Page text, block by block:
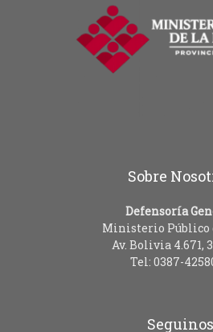
Sobre
Defensoría
Ministerio Público
Av. Bolivia 4.671,
Tel: 0387-
Seguinos